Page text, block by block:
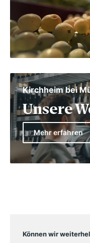
Kirchheim bei
Unsere
Mehr erfahren
Können wir